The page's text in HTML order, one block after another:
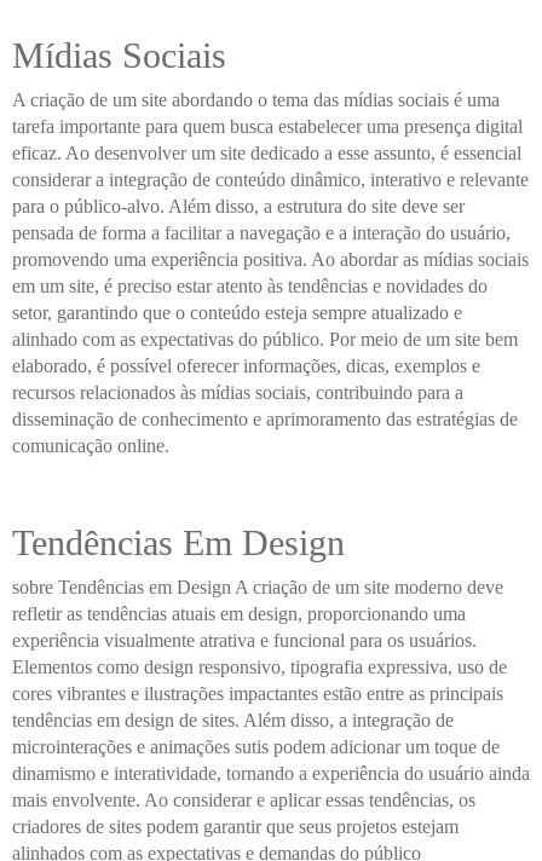
Mídias Sociais
A criação de um site abordando o tema das mídias sociais é uma
tarefa importante para quem busca estabelecer uma presença digital
eficaz. Ao desenvolver um site dedicado a esse assunto, é essencial
considerar a integração de conteúdo dinâmico, interativo e relevante
para o público-alvo. Além disso, a estrutura do site deve ser
pensada de forma a facilitar a navegação e a interação do usuário,
promovendo uma experiência positiva. Ao abordar as mídias sociais
em um site, é preciso estar atento às tendências e novidades do
setor, garantindo que o conteúdo esteja sempre atualizado e
alinhado com as expectativas do público. Por meio de um site bem
elaborado, é possível oferecer informações, dicas, exemplos e
recursos relacionados às mídias sociais, contribuindo para a
disseminação de conhecimento e aprimoramento das estratégias de
comunicação online.
Tendências Em Design
sobre Tendências em Design A criação de um site moderno deve
refletir as tendências atuais em design, proporcionando uma
experiência visualmente atrativa e funcional para os usuários.
Elementos como design responsivo, tipografia expressiva, uso de
cores vibrantes e ilustrações impactantes estão entre as principais
tendências em design de sites. Além disso, a integração de
microinterações e animações sutis podem adicionar um toque de
dinamismo e interatividade, tornando a experiência do usuário ainda
mais envolvente. Ao considerar e aplicar essas tendências, os
criadores de sites podem garantir que seus projetos estejam
alinhados com as expectativas e demandas do público